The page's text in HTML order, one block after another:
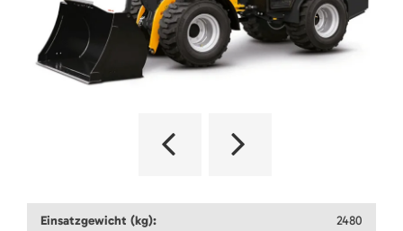
Einsatzgewicht (kg): 2480